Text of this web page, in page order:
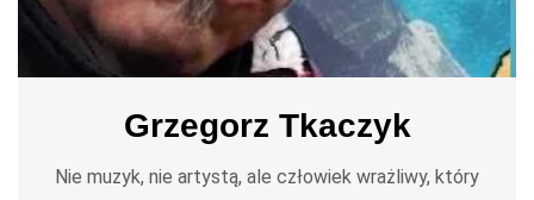
Grzegorz Tkaczyk
Nie muzyk, nie artystą, ale człowiek wrażliwy, który